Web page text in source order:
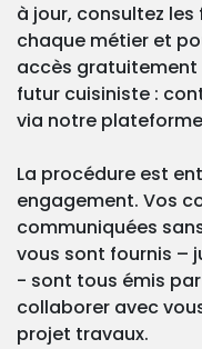
à jour, consultez
chaque métier et
accès gratuitement
futur cuisiniste :
via notre
La procédure est
engagement. Vos
communiquées
vous sont fournis –
- sont tous émis
collaborer avec
projet travaux.